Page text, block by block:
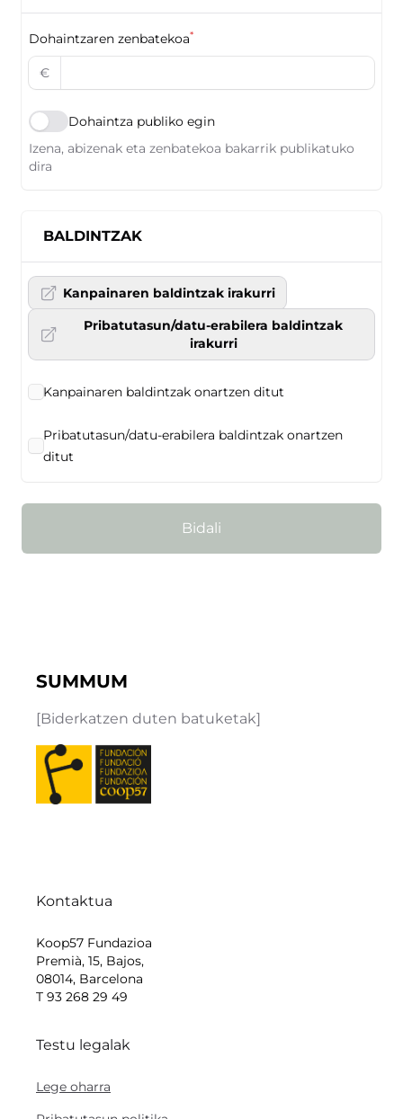
Dohaintzaren zenbatekoa*
€
Dohaintza publiko egin
Izena, abizenak eta zenbatekoa bakarrik publikatuko
dira
BALDINTZAK
Kanpainaren baldintzak irakurri
Pribatutasun/datu-erabilera baldintzak
irakurri
Kanpainaren baldintzak onartzen ditut
Pribatutasun/datu-erabilera baldintzak onartzen
ditut
Bidali
SUMMUM
[Biderkatzen duten batuketak]
Kontaktua
Koop57 Fundazioa
Premià, 15, Bajos,
08014, Barcelona
T 93 268 29 49
Testu legalak
Lege oharra